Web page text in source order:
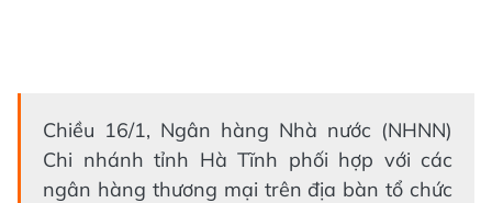
Chiều 16/1, Ngân hàng Nhà nước (NHNN)
Chi nhánh tỉnh Hà Tĩnh phối hợp với các
ngân hàng thương mại trên địa bàn tổ chức